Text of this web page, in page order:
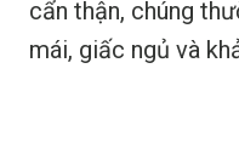
cẩn thận, chúng
mái, giấc ngủ và